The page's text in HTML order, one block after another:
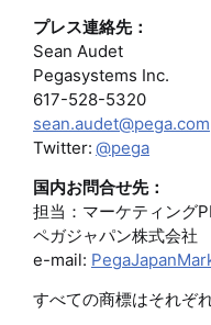
プレス連絡先：
Sean Audet
Pegasystems Inc.
617-528-5320
sean.audet@pega.com
Twitter: @pega
国内お問合せ先：
担当：マーケティング
ペガジャパン株式会社
e-mail:
すべての商標はそれぞ